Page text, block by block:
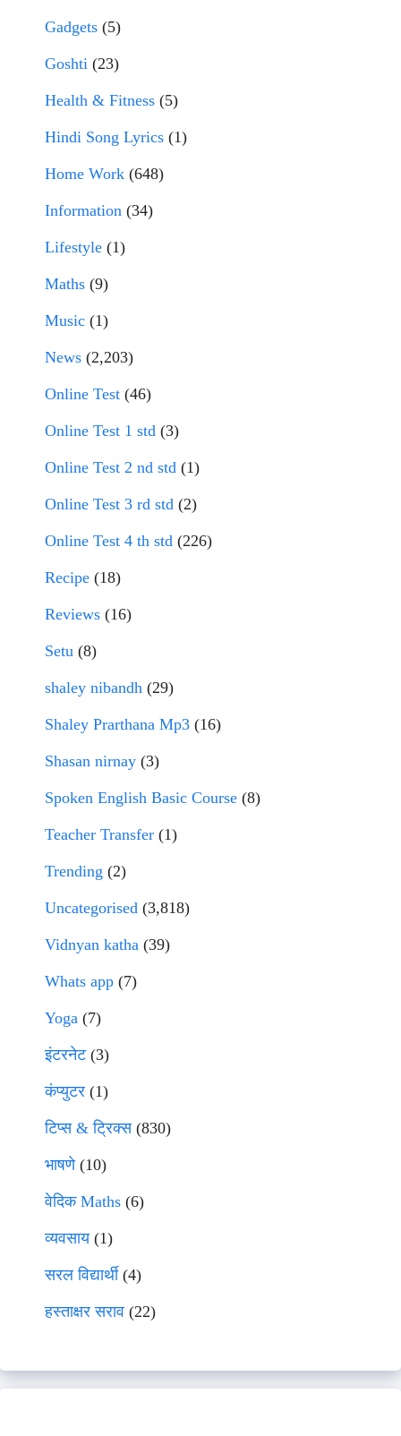
Gadgets (5)
Goshti (23)
Health & Fitness (5)
Hindi Song Lyrics (1)
Home Work (648)
Information (34)
Lifestyle (1)
Maths (9)
Music (1)
News (2,203)
Online Test (46)
Online Test 1 std (3)
Online Test 2 nd std (1)
Online Test 3 rd std (2)
Online Test 4 th std (226)
Recipe (18)
Reviews (16)
Setu (8)
shaley nibandh (29)
Shaley Prarthana Mp3 (16)
Shasan nirnay (3)
Spoken English Basic Course (8)
Teacher Transfer (1)
Trending (2)
Uncategorised (3,818)
Vidnyan katha (39)
Whats app (7)
Yoga (7)
इंटरनेट(3)
कंप्युटर (1)
टिप्स & ट्रिक्स(830)
भाषणे(10)
वेदिक Maths (6)
व्यवसाय(1)
सरल विद्यार्थी(4)
हस्ताक्षर सराव (22)